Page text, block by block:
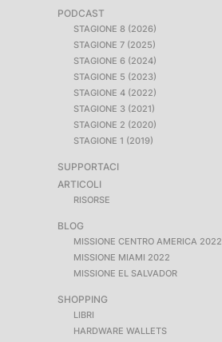
PODCAST
STAGIONE 8 (2026)
STAGIONE 7 (2025)
STAGIONE 6 (2024)
STAGIONE 5 (2023)
STAGIONE 4 (2022)
STAGIONE 3 (2021)
STAGIONE 2 (2020)
STAGIONE 1 (2019)
SUPPORTACI
ARTICOLI
RISORSE
BLOG
MISSIONE CENTRO AMERICA 2022
MISSIONE MIAMI 2022
MISSIONE EL SALVADOR
SHOPPING
LIBRI
HARDWARE WALLETS